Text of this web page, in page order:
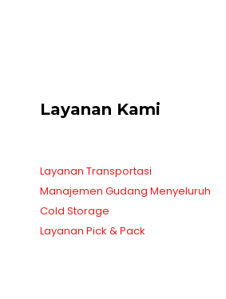
Layanan Kami
Layanan Transportasi
Manajemen Gudang Menyeluruh
Cold Storage
Layanan Pick & Pack